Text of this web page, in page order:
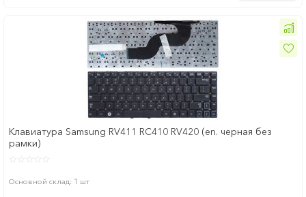
Клавиатура Samsung RV411 RC410 RV420 (en. черная без
рамки)
Основной склад: 1 шт